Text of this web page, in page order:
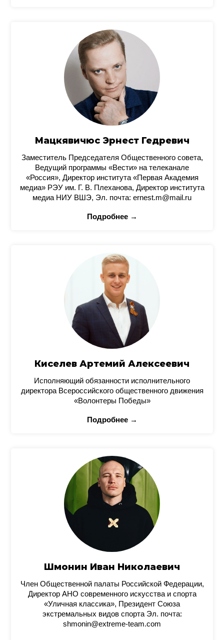
Мацкявичюс Эрнест Гедревич
Заместитель Председателя Общественного совета,
Ведущий программы «Вести» на телеканале
«Россия», Директор института «Первая Академия
медиа» РЭУ им. Г. В. Плеханова, Директор института
медиа НИУ ВШЭ, Эл. почта: ernest.m@mail.ru
Подробнее →
Киселев Артемий Алексеевич
Исполняющий обязанности исполнительного
директора Всероссийского общественного движения
«Волонтеры Победы»
Подробнее →
Шмонин Иван Николаевич
Член Общественной палаты Российской Федерации,
Директор АНО современного искусства и спорта
«Уличная классика», Президент Союза
экстремальных видов спорта Эл. почта:
shmonin@extreme-team.com